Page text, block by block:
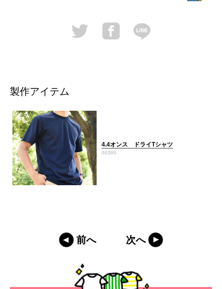
製作アイテム
4.4オンス ドライTシャツ
00300
前へ 次へ